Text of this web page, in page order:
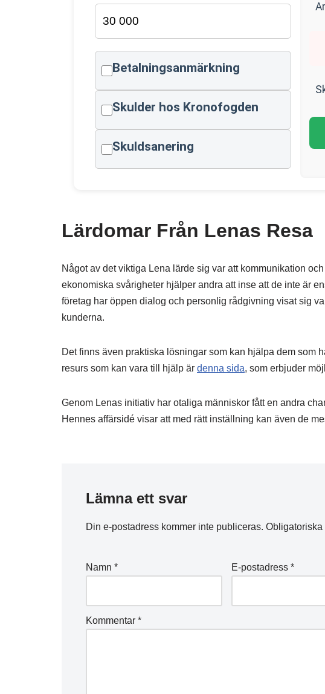
Betalningsanmärkning
Skulder hos Kronofogden
Skuldsanering
Lärdomar Från Lenas Resa
Något av det viktiga Lena lärde sig var att kommunikation
ekonomiska svårigheter hjälper andra att inse att de inte är
företag har öppen dialog och personlig rådgivning visat sig
kunderna.
Det finns även praktiska lösningar som kan hjälpa dem som
resurs som kan vara till hjälp är denna sida, som erbjuder
Genom Lenas initiativ har otaliga människor fått en andra
Hennes affärsidé visar att med rätt inställning kan även de
Lämna ett svar
Din e-postadress kommer inte publiceras. Obligatoriska
Namn * E-postadress*
Kommentar *